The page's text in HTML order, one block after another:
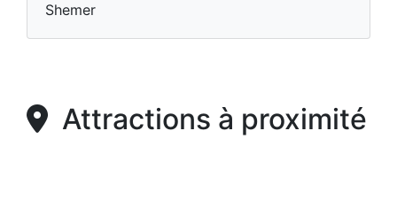
Shemer
Attractions à proximité